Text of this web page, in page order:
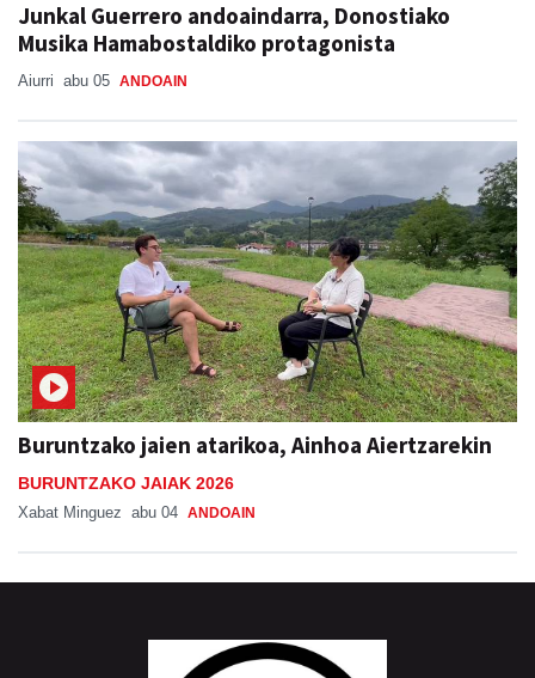
Junkal Guerrero andoaindarra, Donostiako
Musika Hamabostaldiko protagonista
Aiurri abu 05 ANDOAIN
Buruntzako jaien atarikoa, Ainhoa Aiertzarekin
BURUNTZAKO JAIAK 2026
Xabat Minguez abu 04 ANDOAIN